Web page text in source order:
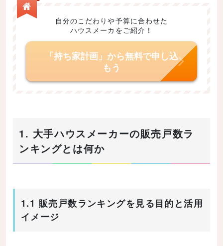
自分のこだわりや予算に合わせた
ハウスメーカをご紹介！
「持ち家計画」から無料で申し込
もう
1. 大手ハウスメーカーの販売戸数ラ
ンキングとは何か
1.1 販売戸数ランキングを見る目的と活用
イメージ